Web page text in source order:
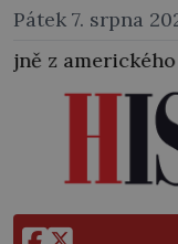
Pátek 7. srpna
převezen